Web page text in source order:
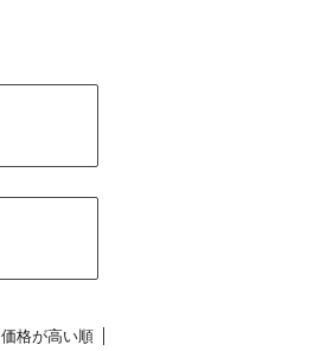
価格が高い順